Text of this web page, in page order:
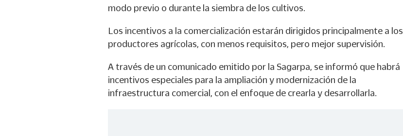
modo previo o durante la siembra de los cultivos.
Los incentivos a la comercialización estarán dirigidos principalmente a los
productores agrícolas, con menos requisitos, pero mejor supervisión.
A través de un comunicado emitido por la Sagarpa, se informó que habrá
incentivos especiales para la ampliación y modernización de la
infraestructura comercial, con el enfoque de crearla y desarrollarla.